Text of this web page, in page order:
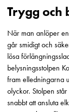
Karriär
Lediga
tjänster
Intresseanmälan
som
jobbar
GARO
Trygg och
När man anlöper
går smidigt och
lösa
belysningsstolpen
fram elledningarna
olyckor. Stolpen
snabbt att ansluta